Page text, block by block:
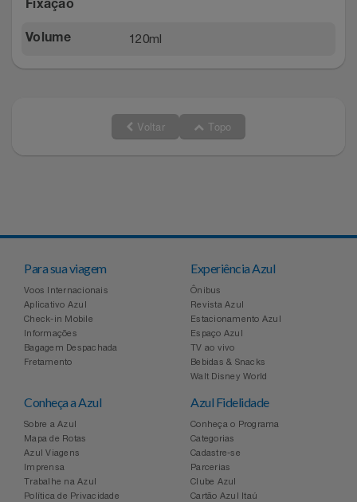
Fixação
Volume 120ml
Voltar Topo
Para sua viagem
Voos Internacionais
Aplicativo Azul
Check-in Mobile
Informações
Bagagem Despachada
Fretamento
Experiência Azul
Ônibus
Revista Azul
Estacionamento Azul
Espaço Azul
TV ao vivo
Bebidas & Snacks
Walt Disney World
Conheça a Azul
Sobre a Azul
Mapa de Rotas
Azul Viagens
Imprensa
Trabalhe na Azul
Política de Privacidade
Azul Fidelidade
Conheça o Programa
Categorias
Cadastre-se
Parcerias
Clube Azul
Cartão Azul Itaú